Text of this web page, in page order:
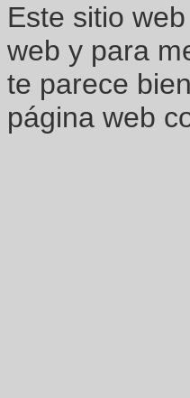
Este sitio
web y para
te parece
página web